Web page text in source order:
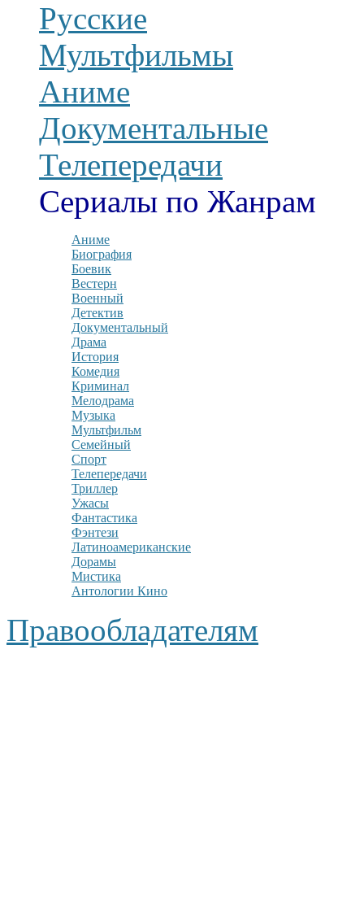
Русские
Мультфильмы
Аниме
Документальные
Телепередачи
Сериалы по Жанрам
Аниме
Биография
Боевик
Вестерн
Военный
Детектив
Документальный
Драма
История
Комедия
Криминал
Мелодрама
Музыка
Мультфильм
Семейный
Спорт
Телепередачи
Триллер
Ужасы
Фантастика
Фэнтези
Латиноамериканские
Дорамы
Мистика
Антологии Кино
Правообладателям